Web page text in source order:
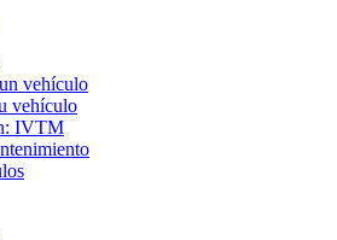
vehículo
vehículo
IVTM